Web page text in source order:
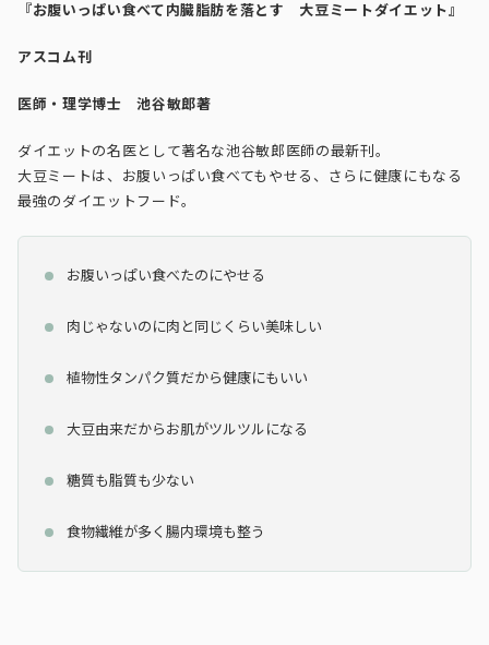
『お腹いっぱい食べて内臓脂肪を落とす 大豆ミートダイエット』
アスコム刊
医師・理学博士 池谷敏郎著
ダイエットの名医として著名な池谷敏郎医師の最新刊。
大豆ミートは、お腹いっぱい食べてもやせる、さらに健康にもなる
最強のダイエットフード。
お腹いっぱい食べたのにやせる
肉じゃないのに肉と同じくらい美味しい
植物性タンパク質だから健康にもいい
大豆由来だからお肌がツルツルになる
糖質も脂質も少ない
食物繊維が多く腸内環境も整う